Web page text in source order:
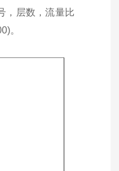
，层数，流量比
。